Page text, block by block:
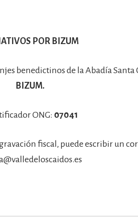
POR BIZUM
benedictinos de la Abadía Santa
BIZUM.
ONG: 07041
fiscal, puede escribir un